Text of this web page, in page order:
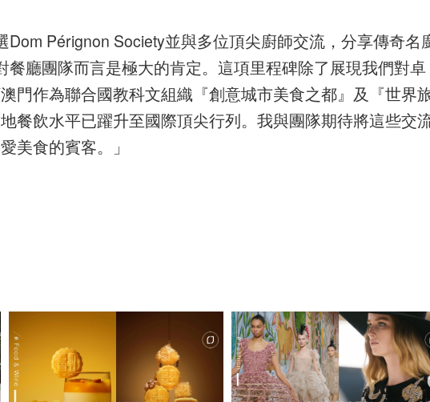
Pérignon Society並與多位頂尖廚師交流，分享傳奇名
餐廳團隊而言是極大的肯定。這項里程碑除了展現我們對卓
門作為聯合國教科文組織『創意城市美食之都』及『世界
餐飲水平已躍升至國際頂尖行列。我與團隊期待將這些交
美食的賓客。」